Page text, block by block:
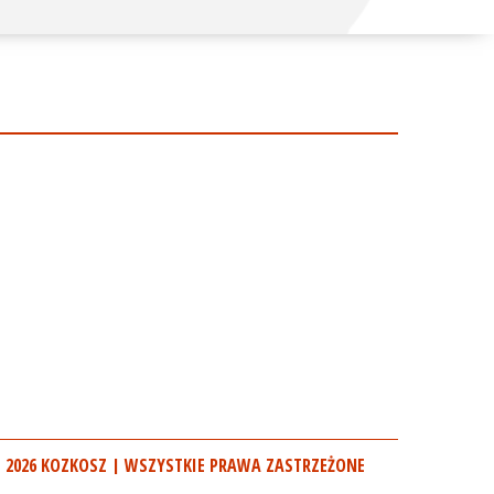
KOZKOSZ | WSZYSTKIE PRAWA ZASTRZEŻONE